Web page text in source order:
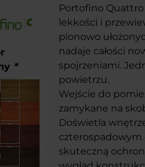
Portofino Quattro
lekkości i
pionowo
nadaje całości
spojrzeniami.
powietrzu.
Wejście do
zamykane na
Doświetla
skuteczną
*